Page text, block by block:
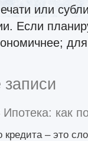
или
Если
Ипотека: как
кредита – это